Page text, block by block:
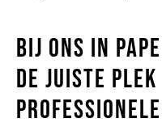
Bij ons in
de juiste